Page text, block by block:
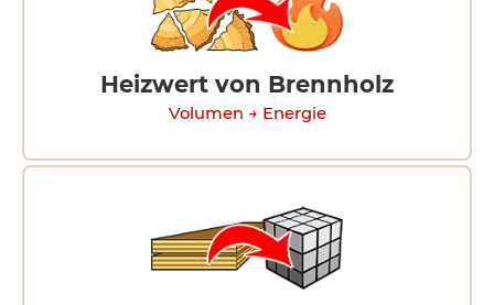
Heizwert von Brennholz
Volumen → Energie